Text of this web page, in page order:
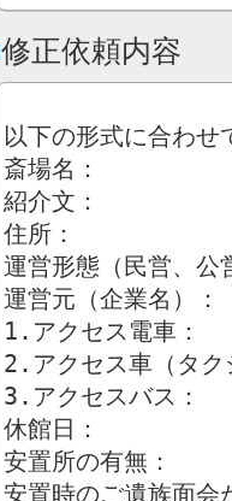
修正依頼内容